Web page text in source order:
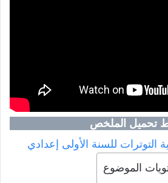
تحميل الملخص
التوترات للسنة الأولى إعدادي
الموضوع